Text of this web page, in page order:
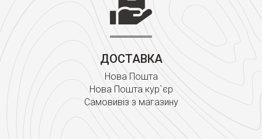
ДОСТАВКА
Нова Пошта
Нова Пошта кур`єр
Самовивіз з магазину